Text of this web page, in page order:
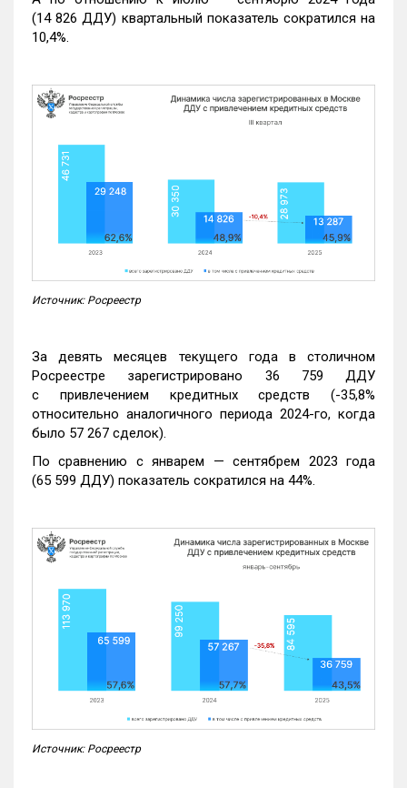
(14 826 ДДУ) квартальный показатель сократился на
10,4%.
Источник: Росреестр
За девять месяцев текущего года в столичном
Росреестре зарегистрировано 36 759 ДДУ
с привлечением кредитных средств (-35,8%
относительно аналогичного периода 2024-го, когда
было 57 267 сделок).
По сравнению с январем — сентябрем 2023 года
(65 599 ДДУ) показатель сократился на 44%.
Источник: Росреестр